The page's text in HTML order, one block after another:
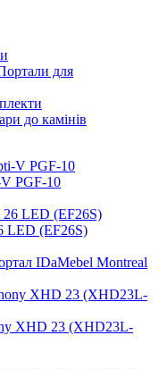
для
до камінів
PGF-10
LED (EF26S)
IDaMebel Montreal
XHD 23 (XHD23L-